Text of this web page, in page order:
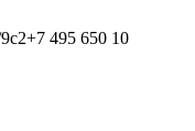
+7 495 650 10